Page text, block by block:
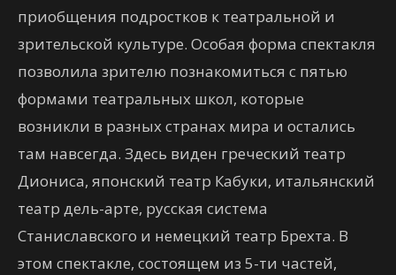
приобщения подростков к театральной и
зрительской культуре. Особая форма спектакля
позволила зрителю познакомиться с пятью
формами театральных школ, которые
возникли в разных странах мира и остались
там навсегда. Здесь виден греческий театр
Диониса, японский театр Кабуки, итальянский
театр дель-арте, русская система
Станиславского и немецкий театр Брехта. В
этом спектакле, состоящем из 5-ти частей,